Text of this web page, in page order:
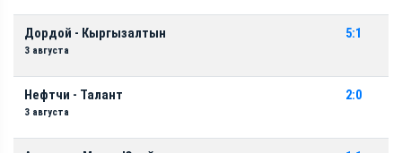
Дордой - Кыргызалтын
3 августа
5:1
Нефтчи - Талант
3 августа
2:0